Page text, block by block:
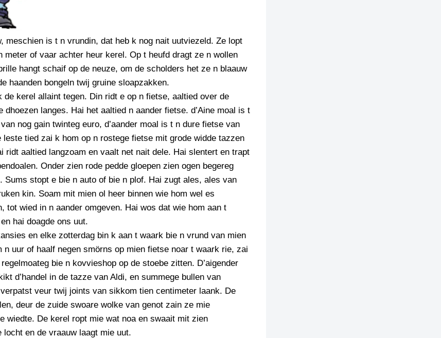
meschien is t n vrundin, dat heb k nog nait uutviezeld. Ze lopt
meter of vaar achter heur kerel. Op t heufd dragt ze n wollen
hangt schaif op de neuze, om de scholders het ze n blaauw
haanden bongeln twij gruine sloapzakken.
de kerel allaint tegen. Din ridt e op n fietse, aaltied over de
dhoezen langes. Hai het aaltied n aander fietse. d’Aine moal is t
nog gain twinteg euro, d’aander moal is t n dure fietse van
leste tied zai k hom op n rostege fietse mit grode widde tazzen
ridt aaltied langzoam en vaalt net nait dele. Hai slentert en trapt
Onder zien rode pedde gloepen zien ogen begereg
Sums stopt e bie n auto of bie n plof. Hai zugt ales, ales van
kin. Soam mit mien ol heer binnen wie hom wel es
tot wied in n aander omgeven. Hai wos dat wie hom aan t
hai doagde ons uut.
en elke zotterdag bin k aan t waark bie n vrund van mien
n uur of haalf negen smörns op mien fietse noar t waark rie, zai
bie n kovvieshop op de stoebe zitten. D’aigender
d’handel in de tazze van Aldi, en summege bullen van
veur twij joints van sikkom tien centimeter laank. De
deur de zuide swoare wolke van genot zain ze mie
wiedte. De kerel ropt mie wat noa en swaait mit zien
locht en de vraauw laagt mie uut.